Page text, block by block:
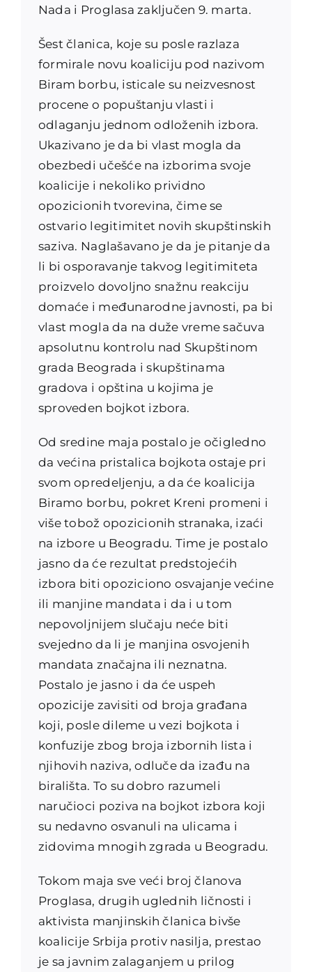
Nada i Proglasa zaključen 9. marta.
Šest članica, koje su posle razlaza
formirale novu koaliciju pod nazivom
Biram borbu, isticale su neizvesnost
procene o popuštanju vlasti i
odlaganju jednom odloženih izbora.
Ukazivano je da bi vlast mogla da
obezbedi učešće na izborima svoje
koalicije i nekoliko prividno
opozicionih tvorevina, čime se
ostvario legitimitet novih skupštinskih
saziva. Naglašavano je da je pitanje da
li bi osporavanje takvog legitimiteta
proizvelo dovoljno snažnu reakciju
domaće i međunarodne javnosti, pa bi
vlast mogla da na duže vreme sačuva
apsolutnu kontrolu nad Skupštinom
grada Beograda i skupštinama
gradova i opština u kojima je
sproveden bojkot izbora.
Od sredine maja postalo je očigledno
da većina pristalica bojkota ostaje pri
svom opredeljenju, a da će koalicija
Biramo borbu, pokret Kreni promeni i
više tobož opozicionih stranaka, izaći
na izbore u Beogradu. Time je postalo
jasno da će rezultat predstojećih
izbora biti opoziciono osvajanje većine
ili manjine mandata i da i u tom
nepovoljnijem slučaju neće biti
svejedno da li je manjina osvojenih
mandata značajna ili neznatna.
Postalo je jasno i da će uspeh
opozicije zavisiti od broja građana
koji, posle dileme u vezi bojkota i
konfuzije zbog broja izbornih lista i
njihovih naziva, odluče da izađu na
birališta. To su dobro razumeli
naručioci poziva na bojkot izbora koji
su nedavno osvanuli na ulicama i
zidovima mnogih zgrada u Beogradu.
Tokom maja sve veći broj članova
Proglasa, drugih uglednih ličnosti i
aktivista manjinskih članica bivše
koalicije Srbija protiv nasilja, prestao
je sa javnim zalaganjem u prilog